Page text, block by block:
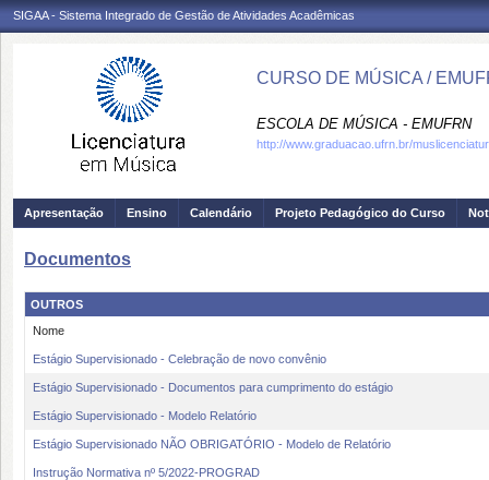
SIGAA - Sistema Integrado de Gestão de Atividades Acadêmicas
CURSO DE MÚSICA /
ESCOLA DE MÚSICA - EMUFRN
http://www.graduacao.ufrn.br/
Apresentação Ensino Calendário Projeto Pedagógico do Curso
Documentos
OUTROS
Nome
Estágio Supervisionado - Celebração de novo convênio
Estágio Supervisionado - Documentos para cumprimento do estágio
Estágio Supervisionado - Modelo Relatório
Estágio Supervisionado NÃO OBRIGATÓRIO - Modelo de Relatório
Instrução Normativa nº 5/2022-PROGRAD